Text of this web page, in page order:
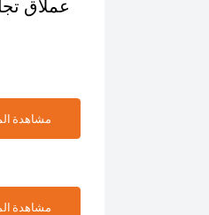
عملاق
مشاهدة
مشاهدة